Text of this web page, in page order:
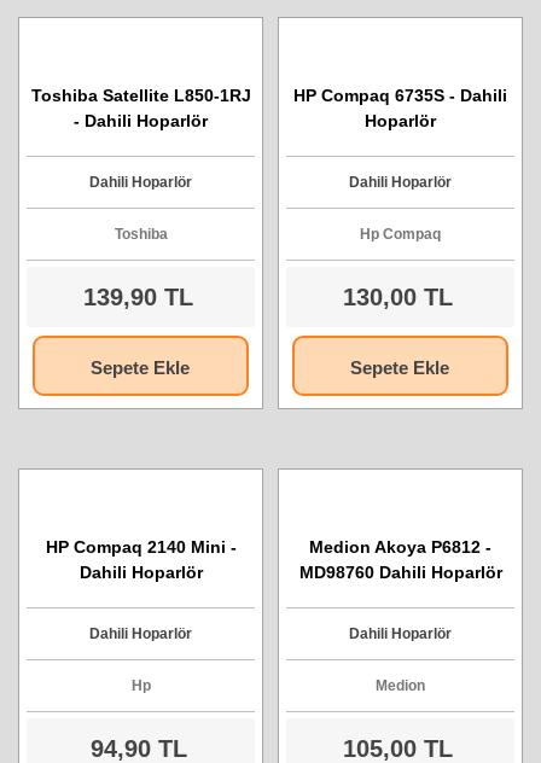
Toshiba Satellite L850-1RJ
- Dahili Hoparlör
Dahili Hoparlör
Toshiba
139,90 TL
Sepete Ekle
HP Compaq 6735S - Dahili
Hoparlör
Dahili Hoparlör
Hp Compaq
130,00 TL
Sepete Ekle
HP Compaq 2140 Mini -
Dahili Hoparlör
Dahili Hoparlör
Hp
94,90 TL
Medion Akoya P6812 -
MD98760 Dahili Hoparlör
Dahili Hoparlör
Medion
105,00 TL